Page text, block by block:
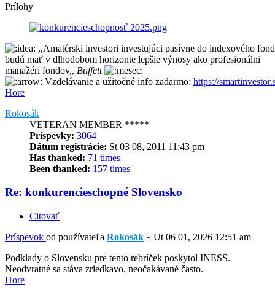
Prílohy
,,Amatérski investori investujúci pasívne do indexového
budú mať v dlhodobom horizonte lepšie výnosy ako profesionálni
manažéri fondov,, Buffett
Vzdelávanie a užitočné info zadarmo: https://
Hore
Rokosák
VETERAN MEMBER *****
Príspevky: 3064
Dátum registrácie: St 03 08, 2011 11:43 pm
Has thanked: 71 times
Been thanked: 157 times
Re: konkurencieschopné Slovensko
Citovať
Príspevok od používateľa Rokosák » Ut 06 01, 2026 12:51 am
Podklady o Slovensku pre tento rebríček poskytol INESS.
Neodvratné sa stáva zriedkavo, neočakávané často.
Hore